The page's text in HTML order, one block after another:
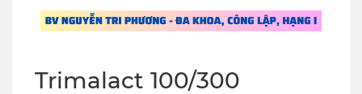
️ Trimalact 100/300